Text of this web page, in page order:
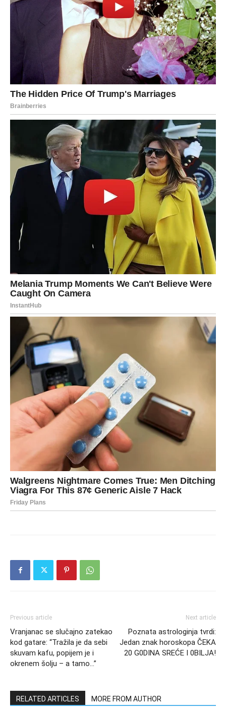
Previous article
Vranjanac se slučajno zatekao
kod gatare: “Tražila je da sebi
skuvam kafu, popijem je i
okrenem šolju – a tamo…”
Next article
Poznata astrologinja tvrdi:
Jedan znak horoskopa ČEKA
20 G0DINA SREĆE I 0BILJA!
RELATED ARTICLES MORE FROM AUTHOR